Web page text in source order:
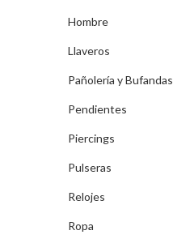
Hombre
Llaveros
Pañolería y Bufandas
Pendientes
Piercings
Pulseras
Relojes
Ropa